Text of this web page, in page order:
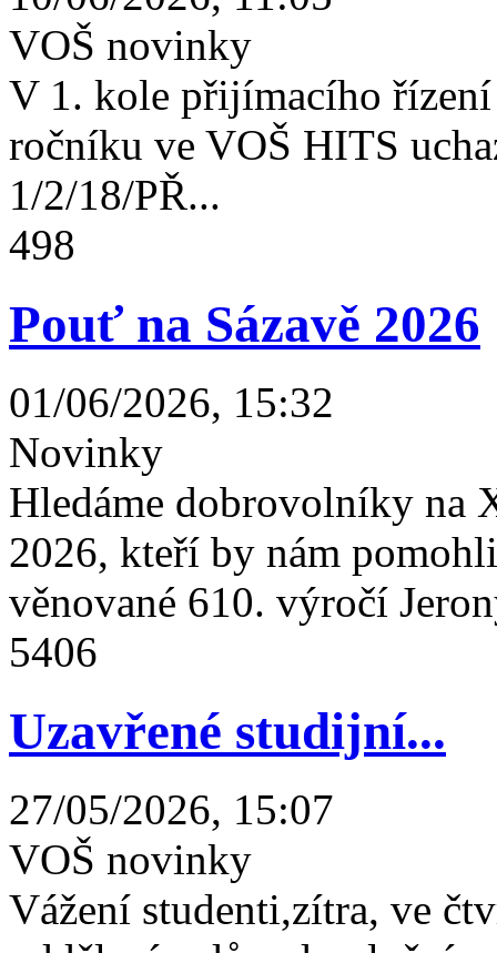
VOŠ novinky
V 1. kole přijímacího
ročníku ve VOŠ HITS
1/2/18/PŘ...
498
Pouť na Sázavě 2026
01/06/2026, 15:32
Novinky
Hledáme dobrovolníky na
2026, kteří by nám
věnované 610. výročí
5406
Uzavřené studijní...
27/05/2026, 15:07
VOŠ novinky
Vážení studenti,zítra, ve